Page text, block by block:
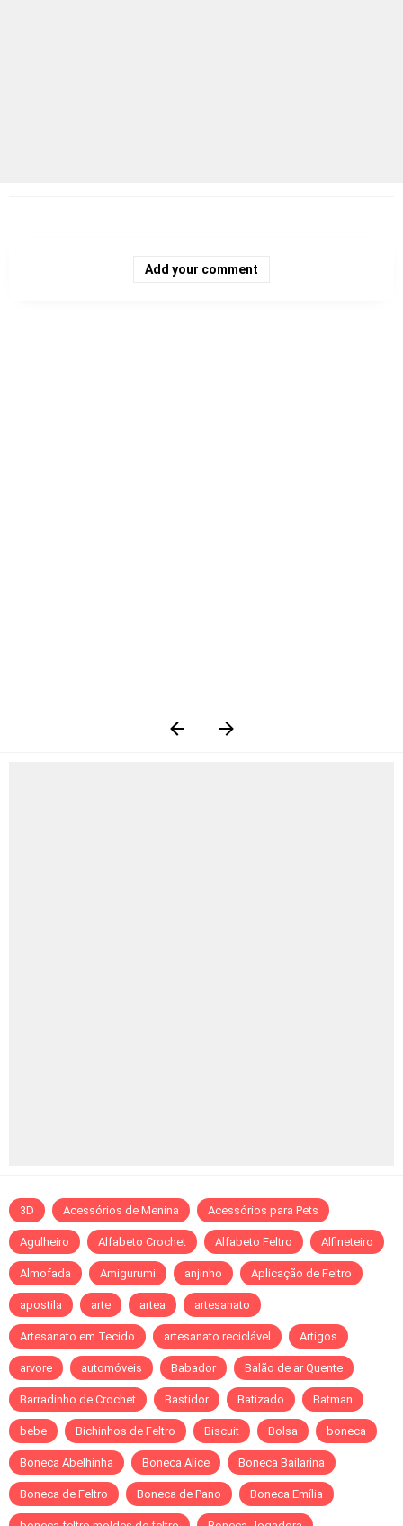
Add your comment
3D Acessórios de Menina Acessórios para Pets
Agulheiro Alfabeto Crochet Alfabeto Feltro Alfineteiro
Almofada Amigurumi anjinho Aplicação de Feltro
apostila arte artea artesanato
Artesanato em Tecido artesanato reciclável Artigos
arvore automóveis Babador Balão de ar Quente
Barradinho de Crochet Bastidor Batizado Batman
bebe Bichinhos de Feltro Biscuit Bolsa boneca
Boneca Abelhinha Boneca Alice Boneca Bailarina
Boneca de Feltro Boneca de Pano Boneca Emília